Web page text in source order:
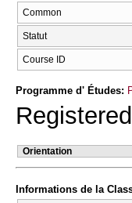
Common
Statut
Course ID
Programme d' Études:
Orientation
Informations de la